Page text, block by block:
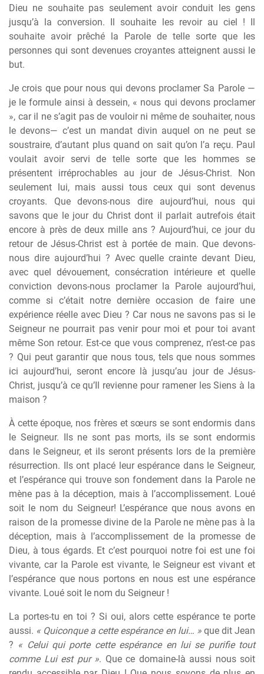
Dieu ne souhaite pas seulement avoir conduit les gens
jusqu’à la conversion. Il souhaite les revoir au ciel ! Il
souhaite avoir prêché la Parole de telle sorte que les
personnes qui sont devenues croyantes atteignent aussi le
but.
Je crois que pour nous qui devons proclamer Sa Parole —
je le formule ainsi à dessein, « nous qui devons proclamer
», car il ne s’agit pas de vouloir ni même de souhaiter, nous
le devons— c’est un mandat divin auquel on ne peut se
soustraire, d’autant plus quand on sait qu’on l’a reçu. Paul
voulait avoir servi de telle sorte que les hommes se
présentent irréprochables au jour de Jésus-Christ. Non
seulement lui, mais aussi tous ceux qui sont devenus
croyants. Que devons-nous dire aujourd’hui, nous qui
savons que le jour du Christ dont il parlait autrefois était
encore à près de deux mille ans ? Aujourd’hui, ce jour du
retour de Jésus-Christ est à portée de main. Que devons-
nous dire aujourd’hui ? Avec quelle crainte devant Dieu,
avec quel dévouement, consécration intérieure et quelle
conviction devons-nous proclamer la Parole aujourd’hui,
comme si c’était notre dernière occasion de faire une
expérience réelle avec Dieu ? Car nous ne savons pas si le
Seigneur ne pourrait pas venir pour moi et pour toi avant
même Son retour. Est-ce que vous comprenez, n’est-ce pas
? Qui peut garantir que nous tous, tels que nous sommes
ici aujourd’hui, seront encore là jusqu’au jour de Jésus-
Christ, jusqu’à ce qu’Il revienne pour ramener les Siens à la
maison ?
À cette époque, nos frères et sœurs se sont endormis dans
le Seigneur. Ils ne sont pas morts, ils se sont endormis
dans le Seigneur, et ils seront présents lors de la première
résurrection. Ils ont placé leur espérance dans le Seigneur,
et l’espérance qui trouve son fondement dans la Parole ne
mène pas à la déception, mais à l’accomplissement. Loué
soit le nom du Seigneur! L’espérance que nous avons en
raison de la promesse divine de la Parole ne mène pas à la
déception, mais à l’accomplissement de la promesse de
Dieu, à tous égards. Et c’est pourquoi notre foi est une foi
vivante, car la Parole est vivante, le Seigneur est vivant et
l’espérance que nous portons en nous est une espérance
vivante. Loué soit le nom du Seigneur !
La portes-tu en toi ? Si oui, alors cette espérance te porte
aussi. « Quiconque a cette espérance en lui… »que dit Jean
? « Celui qui porte cette espérance en lui se purifie tout
comme Lui est pur ». Que ce domaine-là aussi nous soit